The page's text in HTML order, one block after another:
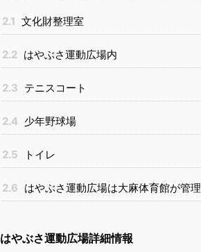
2.1 文化財整理室
2.2 はやぶさ運動広場内
2.3 テニスコート
2.4 少年野球場
2.5 トイレ
2.6 はやぶさ運動広場は大麻体育館が管理
はやぶさ運動広場詳細情報